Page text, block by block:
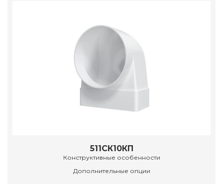
511СК10КП
Конструктивные особенности
Дополнительные опции